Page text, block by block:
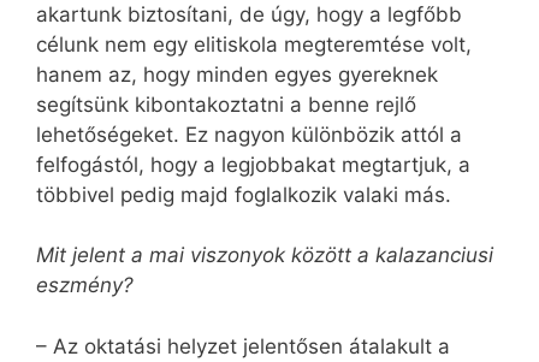
akartunk biztosítani, de úgy, hogy a legfőbb
célunk nem egy elitiskola megteremtése volt,
hanem az, hogy minden egyes gyereknek
segítsünk kibontakoztatni a benne rejlő
lehetőségeket. Ez nagyon különbözik attól a
felfogástól, hogy a legjobbakat megtartjuk, a
többivel pedig majd foglalkozik valaki más.
Mit jelent a mai viszonyok között a kalazanciusi
eszmény?
– Az oktatási helyzet jelentősen átalakult a